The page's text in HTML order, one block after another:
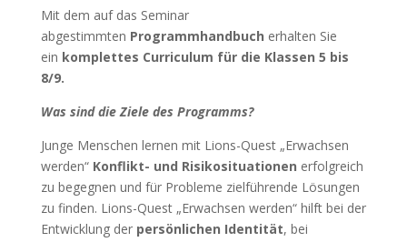
Mit dem auf das Seminar
abgestimmten Programmhandbuch erhalten Sie
ein komplettes Curriculum für die Klassen 5 bis
8/9.
Was sind die Ziele des Programms?
Junge Menschen lernen mit Lions-Quest „Erwachsen
werden“ Konflikt- und Risikosituationen erfolgreich
zu begegnen und für Probleme zielführende Lösungen
zu finden. Lions-Quest „Erwachsen werden“ hilft bei der
Entwicklung der persönlichen Identität, bei